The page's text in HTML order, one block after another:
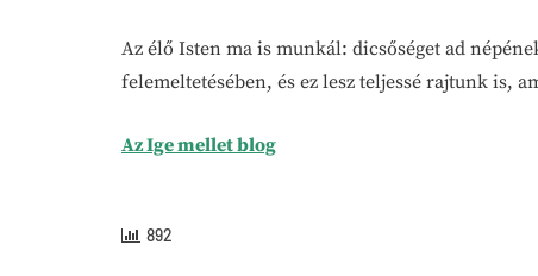
Az élő Isten ma is munkál: dicsőséget ad
felemeltetésében, és ez lesz teljessé rajtunk is,
Az Ige mellet blog
892